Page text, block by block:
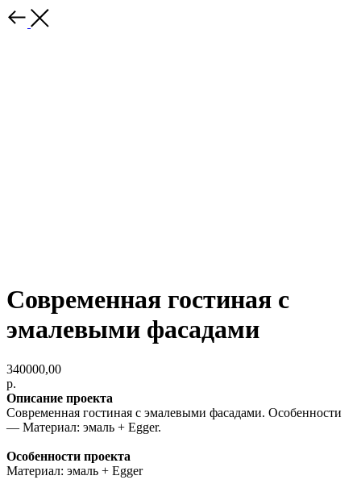
Современная гостиная с
эмалевыми фасадами
340000,00
р.
Описание проекта
Современная гостиная с эмалевыми фасадами. Особенности
— Материал: эмаль + Egger.
Особенности проекта
Материал: эмаль + Egger